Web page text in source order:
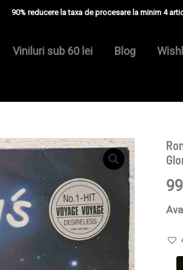
90% reducere la taxa de procesare la minim 4
Viniluri sub 60 lei Blog
Pop
-
Die